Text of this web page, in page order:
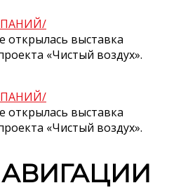
открылась выставка
«Чистый воздух».
открылась выставка
«Чистый воздух».